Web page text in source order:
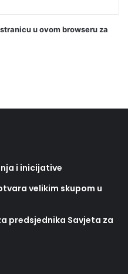
u ovom browseru za
i inicijative
velikim skupom u
predsjednika Savjeta za